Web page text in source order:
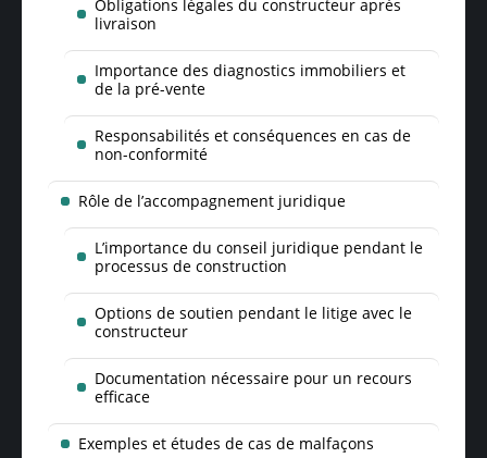
Obligations légales du constructeur après
livraison
Importance des diagnostics immobiliers et
de la pré-vente
Responsabilités et conséquences en cas de
non-conformité
Rôle de l’accompagnement juridique
L’importance du conseil juridique pendant le
processus de construction
Options de soutien pendant le litige avec le
constructeur
Documentation nécessaire pour un recours
efficace
Exemples et études de cas de malfaçons